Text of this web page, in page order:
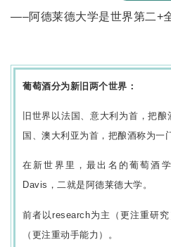
—–阿德莱德大学是世界第二+
葡萄酒分为新旧两个世界：
旧世界以法国、意大利为首，把
国、澳大利亚为首，把酿酒称为一
在新世界里，最出名的葡萄酒
Davis，二就是阿德莱德大学。
前者以research为主（更注重研
（更注重动手能力）。